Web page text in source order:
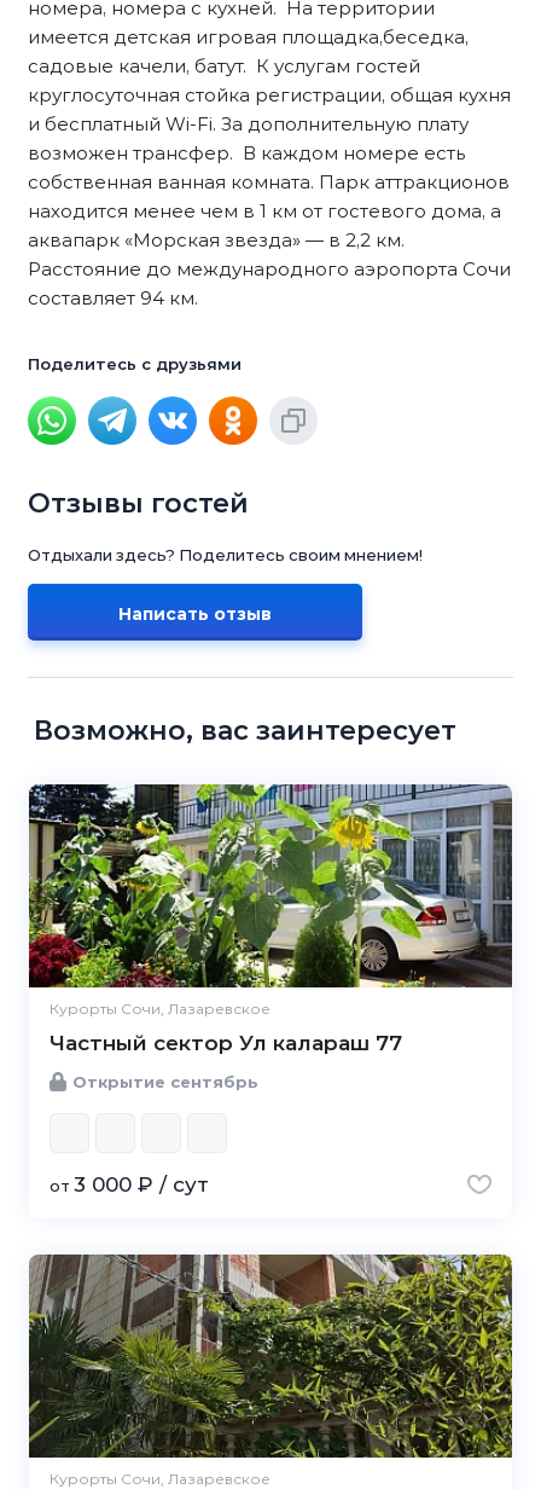
номера, номера с кухней. На территории
имеется детская игровая площадка,беседка,
садовые качели, батут. К услугам гостей
круглосуточная стойка регистрации, общая кухня
и бесплатный Wi-Fi. За дополнительную плату
возможен трансфер. В каждом номере есть
собственная ванная комната. Парк аттракционов
находится менее чем в 1 км от гостевого дома, а
аквапарк «Морская звезда» — в 2,2 км.
Расстояние до международного аэропорта Сочи
составляет 94 км.
Поделитесь с друзьями
Отзывы гостей
Отдыхали здесь? Поделитесь своим мнением!
Написать отзыв
Возможно, вас заинтересует
Курорты Сочи, Лазаревское
Частный сектор Ул калараш 77
Открытие сентябрь
от 3 000 ₽ / сут
Курорты Сочи, Лазаревское